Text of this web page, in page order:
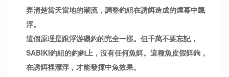
弄清楚當天當地的潮流，調整釣組在誘餌造成的煙幕中飄
浮。
這個原理是跟浮游磯釣的完全一樣。但千萬不要忘記，
SABIKI釣組的釣鉤上，沒有任何魚餌。這種魚皮假餌鉤，
在誘餌裡漂浮，才能發揮中魚效果。